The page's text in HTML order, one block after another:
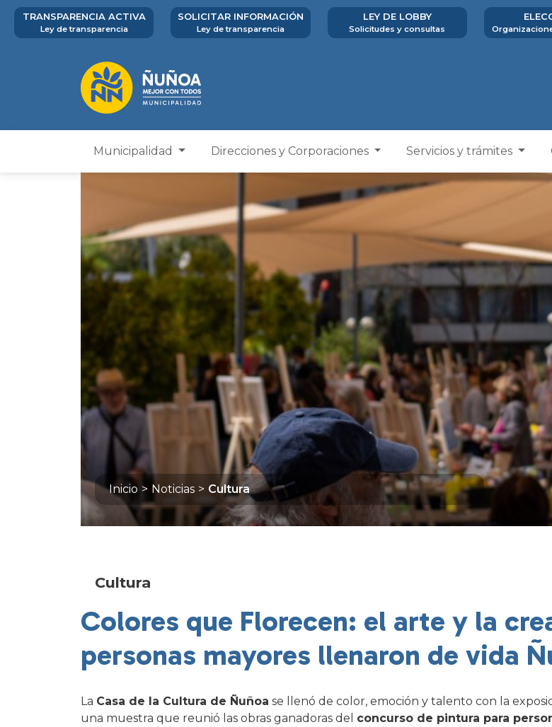
TRANSPARENCIA ACTIVA
Ley de transparencia
SOLICITAR INFORMACIÓN
Ley de transparencia
LEY DE LOBBY
Solicitudes y consultas
Municipalidad Direcciones y Corporaciones Servicios y trámites
Inicio > Noticias > Cultura
Cultura
Colores que Florecen: el arte y la
personas mayores llenaron de vida
La Casa de la Cultura de Ñuñoa se llenó de color, emoción y talento con la
una muestra que reunió las obras ganadoras del concurso de pintura para